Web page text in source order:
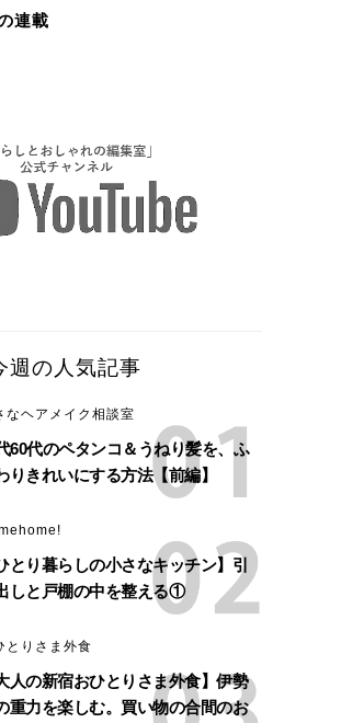
連載
週の人気記事
なヘアメイク相談室
60代のペタンコ＆うねり髪を、ふ
りきれいにする方法【前編】
とり暮らしの小さなキッチン】引
しと戸棚の中を整える①
とりさま外食
人の新宿おひとりさま外食】伊勢
重力を楽しむ。買い物の合間のお